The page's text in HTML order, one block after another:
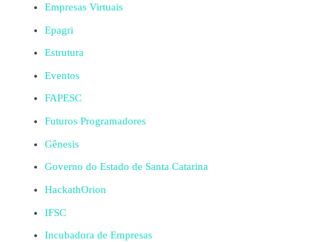
Empresas Virtuais
Epagri
Estrutura
Eventos
FAPESC
Futuros Programadores
Gênesis
Governo do Estado de Santa Catarina
HackathOrion
IFSC
Incubadora de Empresas